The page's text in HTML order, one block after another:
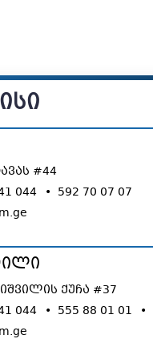
#44
044 • 592 70 07 07
ქუჩა #37
044 • 555 88 01 01 •